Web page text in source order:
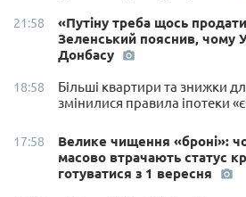
21:58
«Путіну треба щось
Зеленський пояснив, чому
Донбасу
18:58
Більші квартири та знижки
змінилися правила іпотеки
17:58
Велике чищення «броні»:
масово втрачають статус
готуватися з 1 вересня